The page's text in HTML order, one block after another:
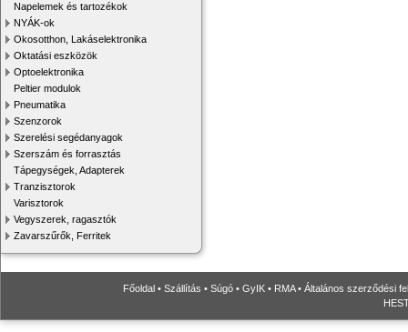
Napelemek és tartozékok
NYÁK-ok
Okosotthon, Lakáselektronika
Oktatási eszközök
Optoelektronika
Peltier modulok
Pneumatika
Szenzorok
Szerelési segédanyagok
Szerszám és forrasztás
Tápegységek, Adapterek
Tranzisztorok
Varisztorok
Vegyszerek, ragasztók
Zavarszűrők, Ferritek
Főoldal • Szállítás • Súgó • GyIK • RMA• Általános szerződési